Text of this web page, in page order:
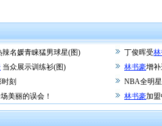
辣名媛青睐猛男球星(图) 丁俊晖受
当众展示训练衫(图) 林书豪增
刻
NBA全明
美丽的误会！ 林书豪加